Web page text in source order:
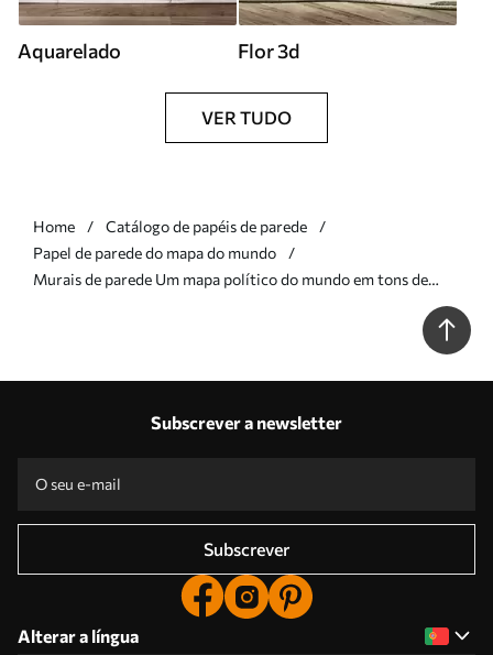
Aquarelado Flor 3d
VER TUDO
Home
Catálogo de papéis de parede
Papel de parede do mapa do mundo
Murais de parede Um mapa político do mundo em tons de
Subscrever a newsletter
Subscrever
Alterar a língua